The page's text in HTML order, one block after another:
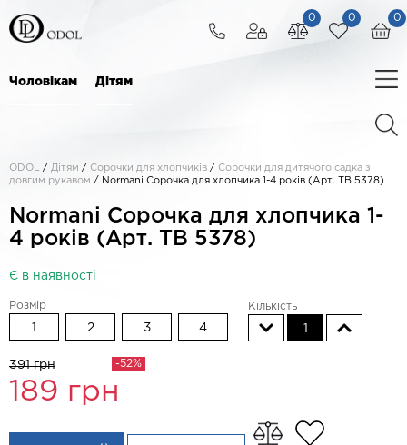
0
0
0
Чоловікам Дітям
ODOL / Дітям / Сорочки для хлопчиків / Сорочки для дитячого садка з
довгим рукавом / Normani Сорочка для хлопчика 1-4 років (Арт. TB 5378)
Normani Сорочка для хлопчика 1-
4 років (Арт. TB 5378)
Є в наявності
Розмір
2 3 4
Кількість
391 грн
189 грн
-52%